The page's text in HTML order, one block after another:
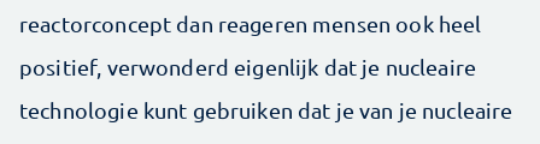
reactorconcept dan reageren mensen ook heel
positief, verwonderd eigenlijk dat je nucleaire
technologie kunt gebruiken dat je van je nucleaire